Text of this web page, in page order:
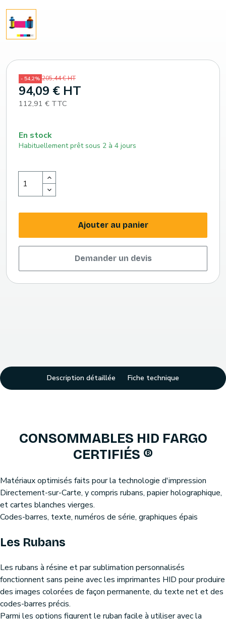
- 54,2% 205,44 € HT
94,09 € HT
112,91 € TTC
En stock
Habituellement prêt sous 2 à 4 jours
Ajouter au panier
Demander un devis
Description détaillée Fiche technique
CONSOMMABLES HID FARGO
CERTIFIÉS ®
Matériaux optimisés faits pour la technologie d'impression
Directement-sur-Carte, y compris rubans, papier holographique,
et cartes blanches vierges.
Codes-barres, texte, numéros de série, graphiques épais
Les Rubans
Les rubans à résine et par sublimation personnalisés
fonctionnent sans peine avec les imprimantes HID pour produire
des images colorées de façon permanente, du texte net et des
codes-barres précis.
Parmi les options figurent le ruban facile à utiliser avec la